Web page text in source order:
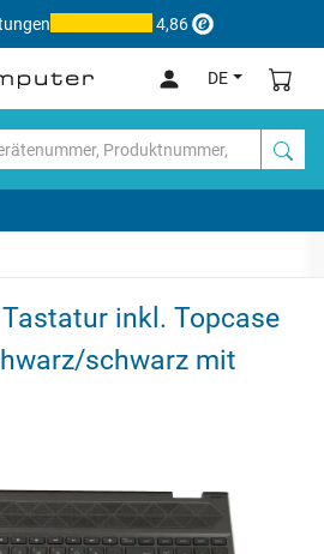
4,86
DE
inkl. Topcase
schwarz mit